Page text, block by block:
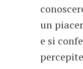
un
e si